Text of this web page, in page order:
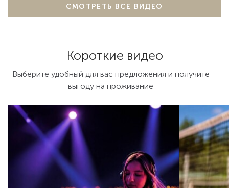
СМОТРЕТЬ ВСЕ ВИДЕО
Короткие видео
Выберите удобный для вас предложения и получите
выгоду на проживание